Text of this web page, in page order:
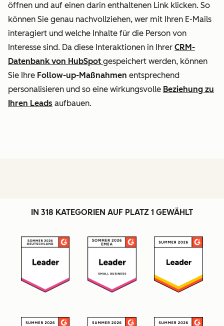
öffnen und auf einen darin enthaltenen Link klicken. So
können Sie genau nachvollziehen, wer mit Ihren E-Mails
interagiert und welche Inhalte für die Person von
Interesse sind. Da diese Interaktionen in Ihrer CRM-
Datenbank von HubSpot gespeichert werden, können
Sie Ihre Follow-up-Maßnahmen entsprechend
personalisieren und so eine wirkungsvolle Beziehung zu
Ihren Leads aufbauen.
IN 318 KATEGORIEN AUF PLATZ 1 GEWÄHLT